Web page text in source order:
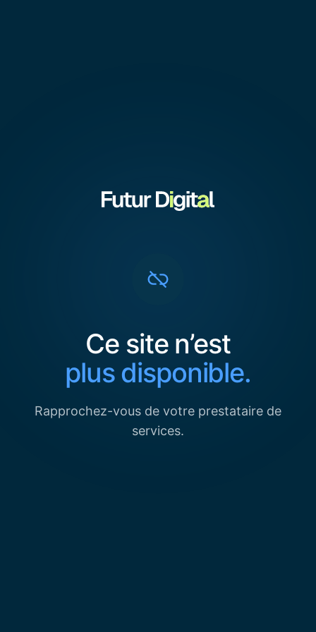
Ce site n’est
plus disponible.
Rapprochez-vous de votre prestataire de
services.